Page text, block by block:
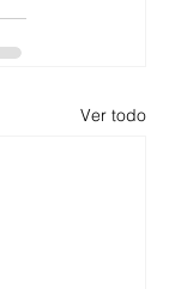
Ver todo